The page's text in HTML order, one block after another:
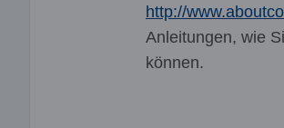
http://
Anleitungen, wie
können.